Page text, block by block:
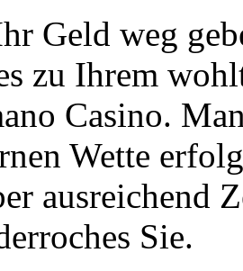
Geld weg
zu Ihrem
Casino.
Wette
ausreichend
Sie.